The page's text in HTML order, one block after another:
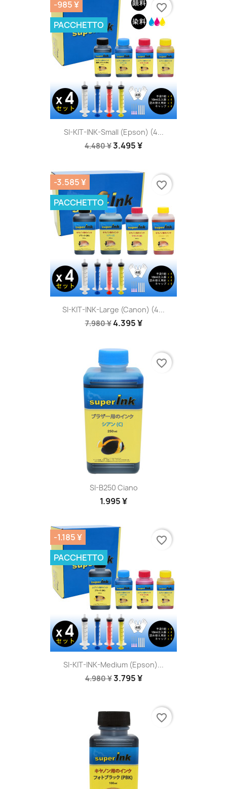
SI-KIT-INK-Small (Epson) (4...
4.480 ¥3.495 ¥
-985 ¥
PACCHETTO
favorite_border
SI-KIT-INK-Large (Canon) (4...
7.980 ¥4.395 ¥
-3.585 ¥
PACCHETTO
favorite_border
SI-B250 Ciano
1.995 ¥
favorite_border
SI-KIT-INK-Medium (Epson)...
4.980 ¥3.795 ¥
-1.185 ¥
PACCHETTO
favorite_border
favorite_border